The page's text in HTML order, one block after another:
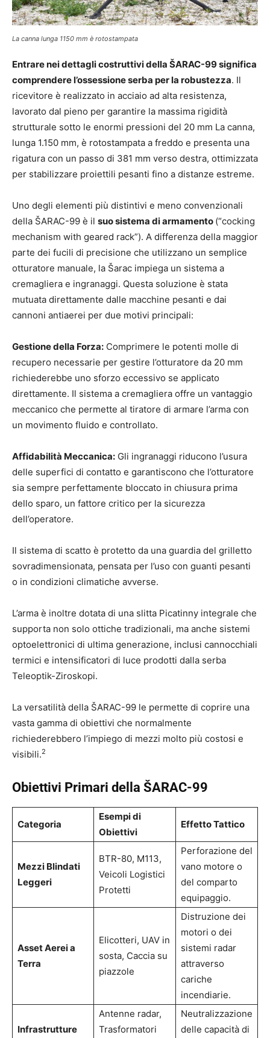
La canna lunga 1150 mm è rotostampata
Entrare nei dettagli costruttivi della ŠARAC-99 significa
comprendere l’ossessione serba per la robustezza. Il
ricevitore è realizzato in acciaio ad alta resistenza,
lavorato dal pieno per garantire la massima rigidità
strutturale sotto le enormi pressioni del 20 mm La canna,
lunga 1.150 mm, è rotostampata a freddo e presenta una
rigatura con un passo di 381 mm verso destra, ottimizzata
per stabilizzare proiettili pesanti fino a distanze estreme.
Uno degli elementi più distintivi e meno convenzionali
della ŠARAC-99 è il suo sistema di armamento (“cocking
mechanism with geared rack”). A differenza della maggior
parte dei fucili di precisione che utilizzano un semplice
otturatore manuale, la Šarac impiega un sistema a
cremagliera e ingranaggi. Questa soluzione è stata
mutuata direttamente dalle macchine pesanti e dai
cannoni antiaerei per due motivi principali:
Gestione della Forza: Comprimere le potenti molle di
recupero necessarie per gestire l’otturatore da 20 mm
richiederebbe uno sforzo eccessivo se applicato
direttamente. Il sistema a cremagliera offre un vantaggio
meccanico che permette al tiratore di armare l’arma con
un movimento fluido e controllato.
Affidabilità Meccanica: Gli ingranaggi riducono l’usura
delle superfici di contatto e garantiscono che l’otturatore
sia sempre perfettamente bloccato in chiusura prima
dello sparo, un fattore critico per la sicurezza
dell’operatore.
Il sistema di scatto è protetto da una guardia del grilletto
sovradimensionata, pensata per l’uso con guanti pesanti
o in condizioni climatiche avverse.
L’arma è inoltre dotata di una slitta Picatinny integrale che
supporta non solo ottiche tradizionali, ma anche sistemi
optoelettronici di ultima generazione, inclusi cannocchiali
termici e intensificatori di luce prodotti dalla serba
Teleoptik-Ziroskopi.
La versatilità della ŠARAC-99 le permette di coprire una
vasta gamma di obiettivi che normalmente
richiederebbero l’impiego di mezzi molto più costosi e
visibili.2
Obiettivi Primari della ŠARAC-99
Categoria
Esempi di
Obiettivi
Effetto Tattico
Mezzi Blindati
Leggeri
BTR-80, M113,
Veicoli Logistici
Protetti
Perforazione del
vano motore o
del comparto
equipaggio.
Asset Aerei a
Terra
Elicotteri, UAV in
sosta, Caccia su
piazzole
Distruzione dei
motori o dei
sistemi radar
attraverso
cariche
incendiarie.
Infrastrutture
Antenne radar,
Trasformatori
Neutralizzazione
delle capacità di